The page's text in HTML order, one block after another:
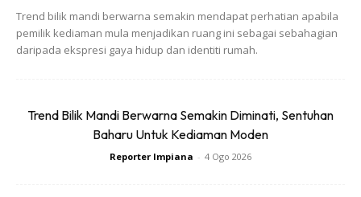
Trend bilik mandi berwarna semakin mendapat perhatian apabila
pemilik kediaman mula menjadikan ruang ini sebagai sebahagian
daripada ekspresi gaya hidup dan identiti rumah.
Trend Bilik Mandi Berwarna Semakin Diminati, Sentuhan
Baharu Untuk Kediaman Moden
Reporter Impiana - 4 Ogo 2026